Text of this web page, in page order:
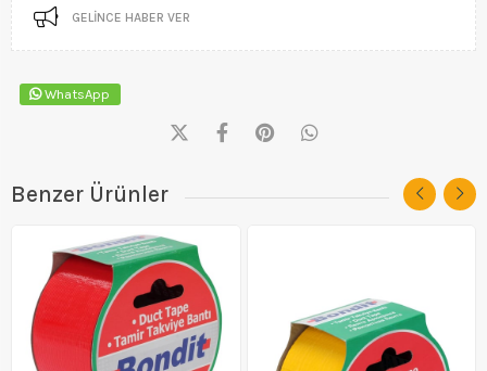
GELINCE HABER VER
WhatsApp
Benzer Ürünler